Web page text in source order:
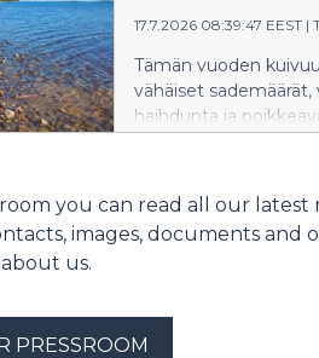
vedenkorkeutta yli 50
järviä 20–30 cm.
17.7.2026 08:39:47 EEST |
Tämän vuoden
vähäiset sademäärät,
haihdunta ja
Suomessa.
you can read all our latest
images, documents and
us.
PRESSROOM